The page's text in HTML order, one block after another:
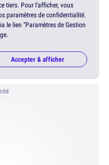
tiers. Pour l'afficher, vous
paramètres de confidentialité.
le lien "Paramètres de Gestion
Accepter & afficher